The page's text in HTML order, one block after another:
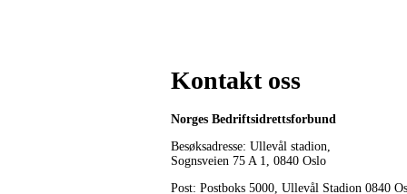
Kontakt oss
Norges Bedriftsidrettsforbund
Besøksadresse: Ullevål stadion,
Sognsveien 75 A 1, 0840 Oslo
Post: Postboks 5000, Ullevål Stadion 0840